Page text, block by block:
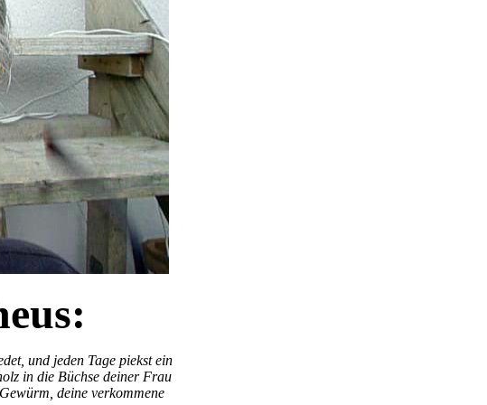
und jeden Tage piekst ein
in die Büchse deiner Frau
deine verkommene